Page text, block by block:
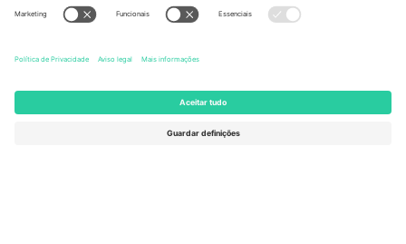
Kingdom
United States
Newark, Delaware 19713, United
States
Engelberg, Switzerland